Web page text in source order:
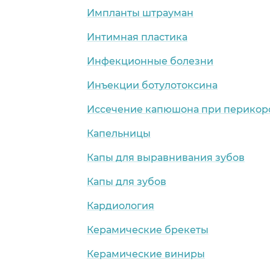
Импланты штрауман
Интимная пластика
Инфекционные болезни
Инъекции ботулотоксина
Иссечение капюшона при
Капельницы
Капы для выравнивания зубов
Капы для зубов
Кардиология
Керамические брекеты
Керамические виниры